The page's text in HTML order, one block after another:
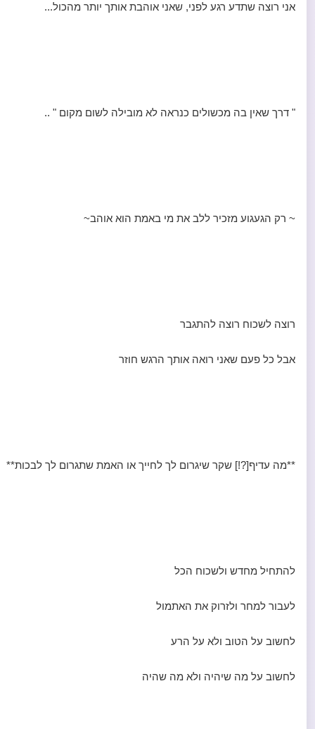
אני רוצה שתדע רגע לפני, שאני אוהבת אותך יותר מהכול...
" דרך שאין בה מכשולים כנראה לא מובילה לשום מקום " ..
~ רק הגעגוע מזכיר ללב את מי באמת הוא אוהב~
רוצה לשכוח רוצה להתגבר
אבל כל פעם שאני רואה אותך הרגש חוזר
**מה עדיף[?!] שקר שיגרום לך לחייך או האמת שתגרום לך לבכות**
להתחיל מחדש ולשכוח הכל
לעבור למחר ולזרוק את האתמול
לחשוב על הטוב ולא על הרע
לחשוב על מה שיהיה ולא מה שהיה